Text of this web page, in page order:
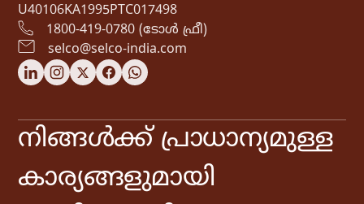
U40106KA1995PTC017498
1800-419-0780 (ടോൾ ഫ്രീ)
selco@selco-india.com
നിങ്ങൾക്ക് പ്രാധാന്യമുള്ള
കാര്യങ്ങളുമായി